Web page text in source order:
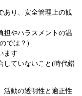
あり、安全管理上の観
担やハラスメントの温
では？)
ます
していないこと(時代錯
活動の透明性と適正性